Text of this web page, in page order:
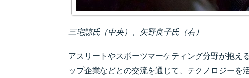
三宅諒氏（中央）、矢野良子氏（右）
アスリートやスポーツマーケティング分野が抱え
ップ企業などとの交流を通じて、テクノロジーを